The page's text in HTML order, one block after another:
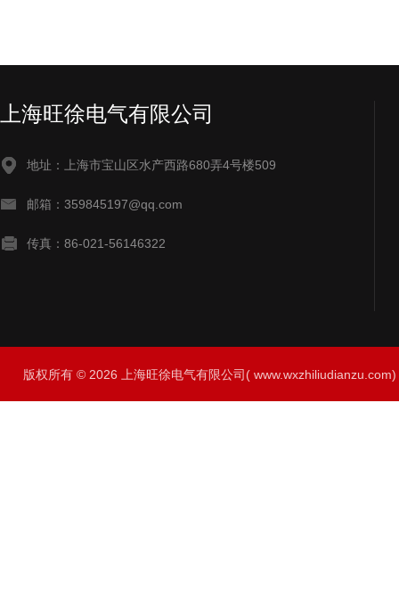
上海旺徐电气有限公司
地址：上海市宝山区水产西路680弄4号楼509
邮箱：359845197@qq.com
传真：86-021-56146322
版权所有 © 2026 上海旺徐电气有限公司(